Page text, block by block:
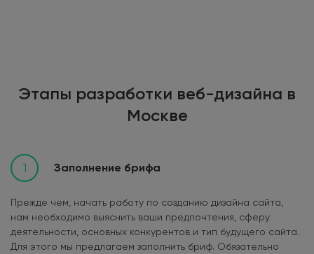
Этапы разработки веб-дизайна в
Москве
1 Заполнение брифа
Прежде чем, начать работу по созданию дизайна сайта,
нам необходимо выяснить ваши предпочтения, сферу
деятельности, основных конкурентов и тип будущего сайта.
Для этого мы предлагаем заполнить бриф. Обязательно